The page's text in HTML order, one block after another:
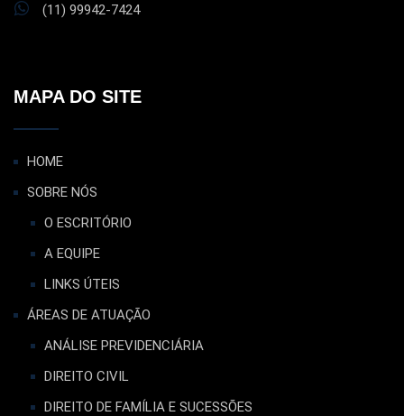
(11) 99942-7424
MAPA DO SITE
HOME
SOBRE NÓS
O ESCRITÓRIO
A EQUIPE
LINKS ÚTEIS
ÁREAS DE ATUAÇÃO
ANÁLISE PREVIDENCIÁRIA
DIREITO CIVIL
DIREITO DE FAMÍLIA E SUCESSÕES